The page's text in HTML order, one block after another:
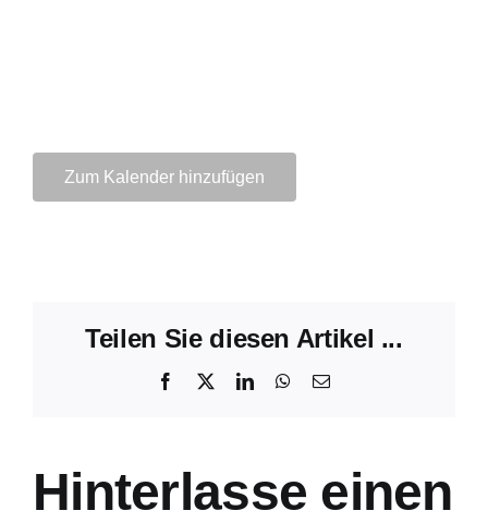
Zum Kalender hinzufügen
Teilen Sie diesen Artikel ...
Facebook
X LinkedInWhatsApp
E-
Hinterlasse einen